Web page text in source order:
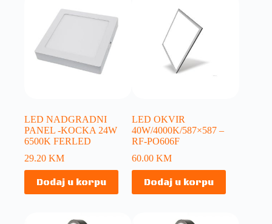
LED NADGRADNI
PANEL -KOCKA 24W
6500K FERLED
29.20 KM
Dodaj u korpu
LED OKVIR
40W/4000K/587×587 –
RF-PO606F
60.00KM
Dodaj u korpu